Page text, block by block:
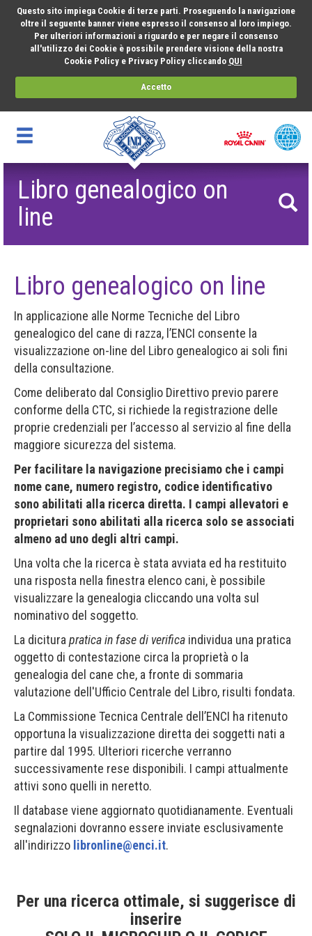
Questo sito impiega Cookie di terze parti. Proseguendo la navigazione
oltre il seguente banner viene espresso il consenso al loro impiego.
Per ulteriori informazioni a riguardo e per negare il consenso
all'utilizzo dei Cookie è possibile prendere visione della nostra
Cookie Policy e Privacy Policy cliccando QUI
Accetto
Libro genealogico on
line
Libro genealogico on line
In applicazione alle Norme Tecniche del Libro
genealogico del cane di razza, l’ENCI consente la
visualizzazione on-line del Libro genealogico ai soli fini
della consultazione.
Come deliberato dal Consiglio Direttivo previo parere
conforme della CTC, si richiede la registrazione delle
proprie credenziali per l’accesso al servizio al fine della
maggiore sicurezza del sistema.
Per facilitare la navigazione precisiamo che i campi
nome cane, numero registro, codice identificativo
sono abilitati alla ricerca diretta. I campi allevatori e
proprietari sono abilitati alla ricerca solo se associati
almeno ad uno degli altri campi.
Una volta che la ricerca è stata avviata ed ha restituito
una risposta nella finestra elenco cani, è possibile
visualizzare la genealogia cliccando una volta sul
nominativo del soggetto.
La dicitura pratica in fase di verifica individua una pratica
oggetto di contestazione circa la proprietà o la
genealogia del cane che, a fronte di sommaria
valutazione dell'Ufficio Centrale del Libro, risulti fondata.
La Commissione Tecnica Centrale dell’ENCI ha ritenuto
opportuna la visualizzazione diretta dei soggetti nati a
partire dal 1995. Ulteriori ricerche verranno
successivamente rese disponibili. I campi attualmente
attivi sono quelli in neretto.
Il database viene aggiornato quotidianamente. Eventuali
segnalazioni dovranno essere inviate esclusivamente
all'indirizzo libronline@enci.it.
Per una ricerca ottimale, si suggerisce di
inserire